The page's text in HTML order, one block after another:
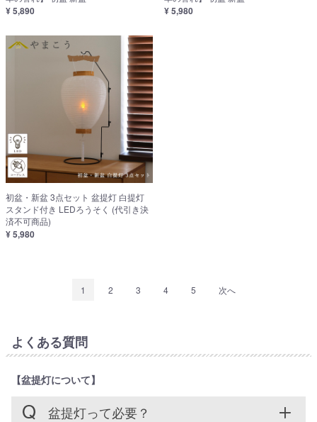
¥ 5,890 ¥ 5,980
初盆・新盆 3点セット 盆提灯 白提灯
スタンド付き LEDろうそく (代引き決
済不可商品)
¥ 5,980
1 2 3 4 5 次へ
よくある質問
【盆提灯について】
盆提灯って必要？